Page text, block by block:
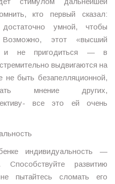
кто первый сказал:
умной, чтобы
Возможно, этот «высший
и не пригодиться — в
выдвигаются на
быть безапелляционной,
мнение других,
все это ей очень
индивидуальность —
развитию
пытайтесь сломать его